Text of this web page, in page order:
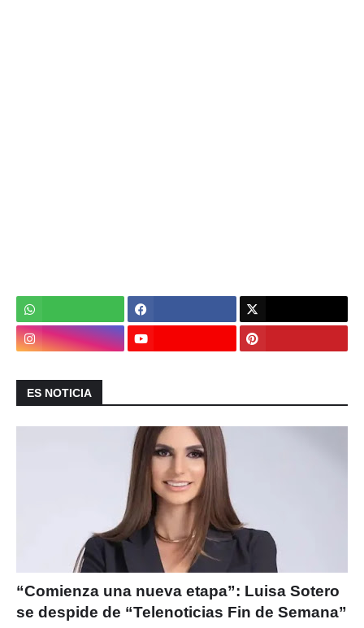
ES NOTICIA
“Comienza una nueva etapa”: Luisa Sotero
se despide de “Telenoticias Fin de Semana”